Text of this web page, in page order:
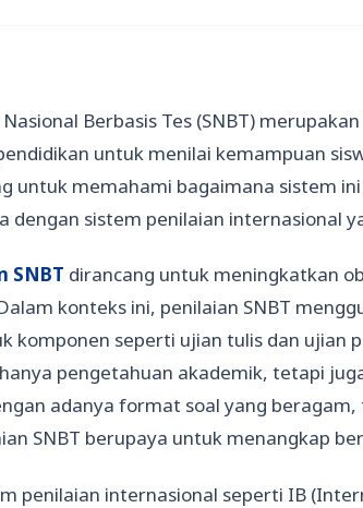
Berbasis Tes (SNBT)
untuk menilai kemampuan
untuk memahami bagaimana sistem
dengan sistem penilaian internasional
SNBT dirancang untuk meningkatkan
konteks ini, penilaian SNBT
komponen seperti ujian tulis dan ujian
pengetahuan akademik, tetapi
adanya format soal yang
SNBT berupaya untuk menangkap
penilaian internasional seperti IB